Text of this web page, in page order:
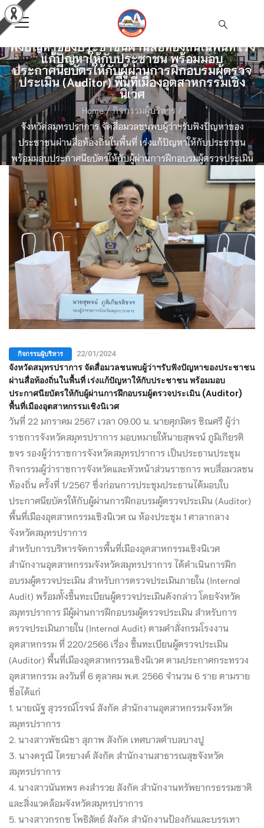
จังหวัดสมุทรปราการ จัดสื่อมวลชนพบผู้ว่าฯรับ
ฟังปัญหาของประชาชนผ่านสื่อท้องถิ่นในพื้นที่ เร่ง
แก้ปัญหาให้กับประชาชน พร้อมมอบ
ประกาศนียบัตรให้กับผู้ผ่านการฝึกอบรมผู้ตรวจ
ประเมิน (Auditor) พื้นที่เมืองอุตสาหกรรมเชิง
นิเวศ
Home/ กิจกรรมผู้บริหาร /
จังหวัดสมุทรปราการ จัดสื่อมวลชนพบผู้ว่าฯรับฟังปัญหาของ
ประชาชนผ่านสื่อท้องถิ่นในพื้นที่ เร่งแก้ปัญหาให้กับประชาชน
พร้อมมอบประกาศนียบัตรให้กับผู้ผ่านการฝึกอบรมผู้ตรวจประเมิน
(Auditor) พื้นที่เมืองอุตสาหกรรมเชิงนิเวศ
กิจกรรมผู้บริหาร 22/01/2024
จังหวัดสมุทรปราการ จัดสื่อมวลชนพบผู้ว่าฯรับฟังปัญหาของประชาชน
ผ่านสื่อท้องถิ่นในพื้นที่ เร่งแก้ปัญหาให้กับประชาชน พร้อมมอบ
ประกาศนียบัตรให้กับผู้ผ่านการฝึกอบรมผู้ตรวจประเมิน (Auditor)
พื้นที่เมืองอุตสาหกรรมเชิงนิเวศ
วันที่ 22 มกราคม 2567 เวลา 09.00 น. นายศุภมิตร ชิณศรี ผู้ว่า
ราชการจังหวัดสมุทรปราการ มอบหมายให้นายสุพจน์ ภูมิเกียรติ
ขจร รองผู้ว่าราชการจังหวัดสมุทรปราการ เป็นประธานประชุม
กิจกรรมผู้ว่าราชการจังหวัดและหัวหน้าส่วนราชการ พบสื่อมวลชน
ท้องถิ่น ครั้งที่ 1/2567 ซึ่งก่อนการประชุมประธานได้มอบใบ
ประกาศนียบัตรให้กับผู้ผ่านการฝึกอบรมผู้ตรวจประเมิน (Auditor)
พื้นที่เมืองอุตสาหกรรมเชิงนิเวศ ณ ห้องประชุม 1 ศาลากลาง
จังหวัดสมุทรปราการ
สำหรับการบริหารจัดการพื้นที่เมืองอุตสาหกรรมเชิงนิเวศ
สำนักงานอุตสาหกรรมจังหวัดสมุทรปราการ ได้ดำเนินการฝึก
อบรมผู้ตรวจประเมิน สำหรับการตรวจประเมินภายใน (Internal
Audit) พร้อมทั้งขึ้นทะเบียนผู้ตรวจประเมินดังกล่าว โดยจังหวัด
สมุทรปราการ มีผู้ผ่านการฝึกอบรมผู้ตรวจประเมิน สำหรับการ
ตรวจประเมินภายใน (Internal Audit) ตามคำสั่งกรมโรงงาน
อุตสาหกรรม ที่ 220/2566 เรื่อง ขึ้นทะเบียนผู้ตรวจประเมิน
(Auditor) พื้นที่เมืองอุตสาหกรรมเชิงนิเวศ ตามประกาศกระทรวง
อุตสาหกรรม ลงวันที่ 6 ตุลาคม พ.ศ. 2566 จำนวน 6 ราย ตามราย
ชื่อได้แก่
1. นายณัฐ สุวรรณ์โรจน์ สังกัด สำนักงานอุตสาหกรรมจังหวัด
สมุทรปราการ
2. นางสาวพัชณิชา สุภาพ สังกัด เทศบาลตำบลบางปู
3. นางดรุณี ไตรยางค์ สังกัด สำนักงานสาธารณสุขจังหวัด
สมุทรปราการ
4. นางสาวนันทพร คงสำรวย สังกัด สำนักงานทรัพยากรธรรมชาติ
และสิ่งแวดล้อมจังหวัดสมุทรปราการ
5. นางสาวกรกช โพธิสัตย์ สังกัด สำนักงานป้องกันและบรรเทา